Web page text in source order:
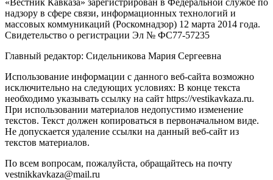
«Вестник Кавказа» зарегистрирован в Федеральной службе по
надзору в сфере связи, информационных технологий и
массовых коммуникаций (Роскомнадзор) 12 марта 2014 года.
Свидетельство о регистрации Эл № ФС77-57235
Главный редактор: Сидельникова Мария Сергеевна
Использование информации с данного веб-сайта возможно
исключительно на следующих условиях: В конце текста
необходимо указывать ссылку на сайт https://vestikavkaza.ru.
При использовании материалов недопустимо изменение
текстов. Текст должен копироваться в первоначальном виде.
Не допускается удаление ссылки на данный веб-сайт из
текстов материалов.
По всем вопросам, пожалуйста, обращайтесь на почту
vestnikkavkaza@mail.ru